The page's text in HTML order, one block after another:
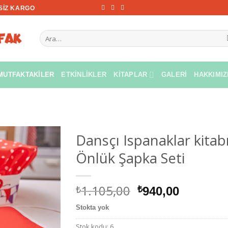
KARGO
Ara:
ETKINLIKLER KITAPLAR GALERI
Dansçı Ispanaklar
Önlük Şapka Seti
₺1.105,00 Orijinal
₺940,00Şu
Stokta yok